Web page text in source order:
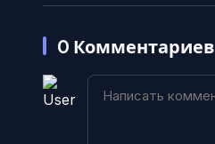
0 Комментариев